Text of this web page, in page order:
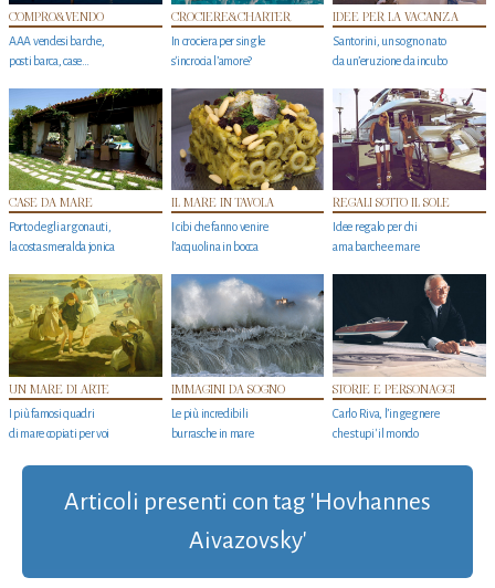
COMPRO&VENDO
AAA vendesi barche,
posti barca, case…
CROCIERE&CHARTER
In crociera per single
s'incrocia l’amore?
IDEE PER LA VACANZA
Santorini, un sogno nato
da un’eruzione da incubo
CASE DA MARE
Porto degli argonauti,
la costa smeralda jonica
IL MARE IN TAVOLA
I cibi che fanno venire
l’acquolina in bocca
REGALI SOTTO IL SOLE
Idee regalo per chi
ama barche e mare
UN MARE DI ARTE
I più famosi quadri
di mare copiati per voi
IMMAGINI DA SOGNO
Le più incredibili
burrasche in mare
STORIE E PERSONAGGI
Carlo Riva, l’ingegnere
che stupi' il mondo
Articoli presenti con tag 'Hovhannes
Aivazovsky'